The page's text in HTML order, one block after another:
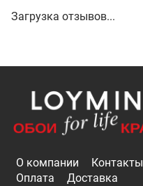
Загрузка отзывов...
О компании
Контакты
Оплата
Доставка